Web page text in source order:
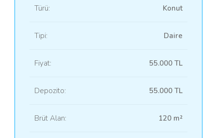
Türü: Konut
Tipi: Daire
Fiyat: 55.000 TL
Depozito: 55.000 TL
Brüt Alan: 120 m²